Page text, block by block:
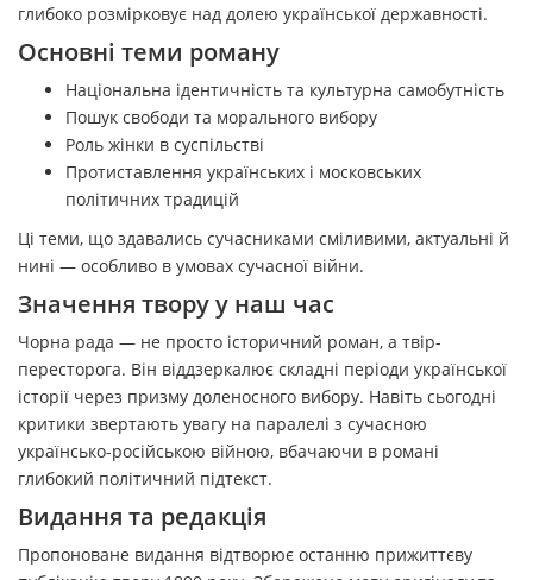
глибоко розмірковує над долею української державності.
Основні теми роману
Національна ідентичність та культурна самобутність
Пошук свободи та морального вибору
Роль жінки в суспільстві
Протиставлення українських і московських
політичних традицій
Ці теми, що здавались сучасниками сміливими, актуальні й
нині — особливо в умовах сучасної війни.
Значення твору у наш час
Чорна рада — не просто історичний роман, а твір-
пересторога. Він віддзеркалює складні періоди української
історії через призму доленосного вибору. Навіть сьогодні
критики звертають увагу на паралелі з сучасною
українсько-російською війною, вбачаючи в романі
глибокий політичний підтекст.
Видання та редакція
Пропоноване видання відтворює останню прижиттєву